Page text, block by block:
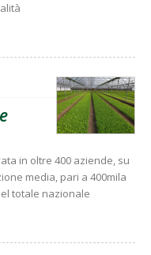
in oltre 400 aziende, su
media, pari a 400mila
totale nazionale